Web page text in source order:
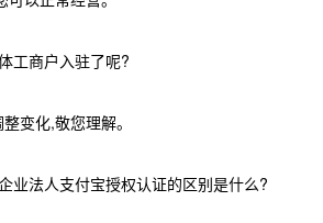
工商户入驻了呢?
变化,敬您理解。
业法人支付宝授权认证的区别是什么?